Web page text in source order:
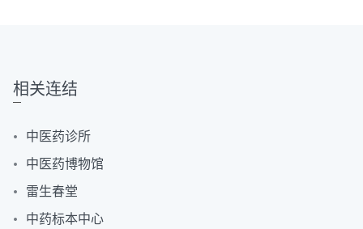
相关连结
中医药诊所
中医药博物馆
雷生春堂
中药标本中心